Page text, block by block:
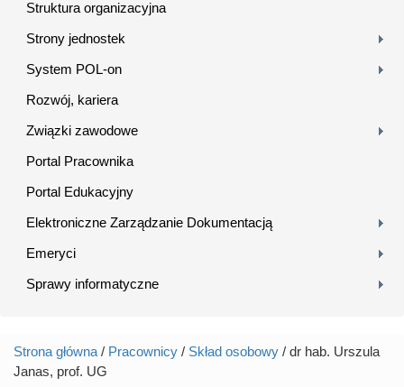
Struktura organizacyjna
Strony jednostek
System POL-on
Rozwój, kariera
Związki zawodowe
Portal Pracownika
Portal Edukacyjny
Elektroniczne Zarządzanie Dokumentacją
Emeryci
Sprawy informatyczne
Jesteś tutaj
Strona główna / Pracownicy / Skład osobowy / dr hab. Urszula
Janas, prof. UG